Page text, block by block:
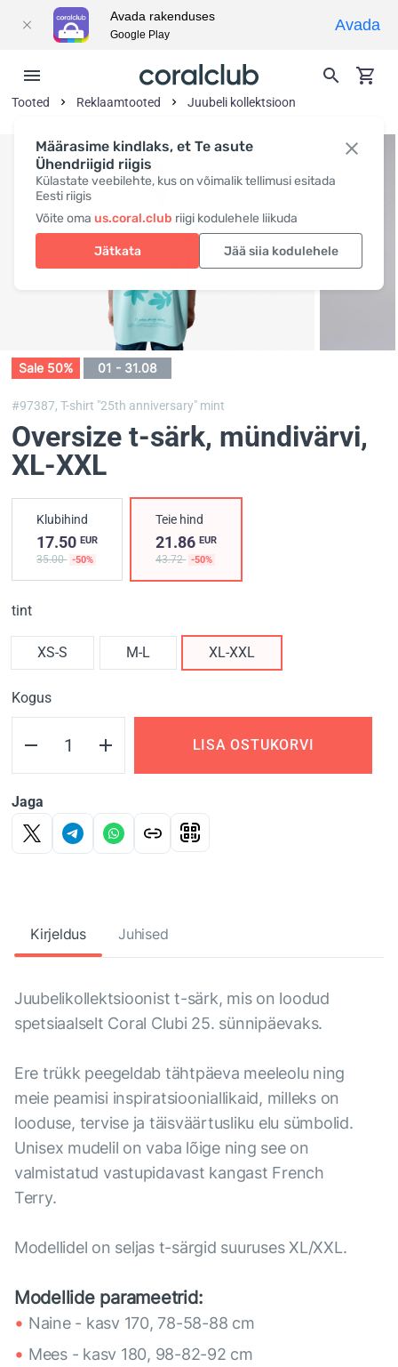
Määrasime kindlaks, et Te asute
Ühendriigid riigis
Külastate veebilehte, kus on võimalik tellimusi esitada
Eesti riigis
Võite oma us.coral.club riigi kodulehele liikuda
Jätkata Jää siia kodulehele
Tooted Reklaamtooted Juubeli kollektsioon
Sale 50% 01 - 31.08
#97387,T-shirt "25th anniversary" mint
Oversize t-särk, mündivärvi,
XL-XXL
Klubihind
17.50 EUR
35.00 -50%
Teie hind
21.86EUR
43.72 -50%
tint
XS-S M-L XL-XXL
Kogus
LISA OSTUKORVI
Jaga
Kirjeldus Juhised
Juubelikollektsioonist t-särk, mis on loodud
spetsiaalselt Coral Clubi 25. sünnipäevaks.
Ere trükk peegeldab tähtpäeva meeleolu ning
meie peamisi inspiratsiooniallikaid, milleks on
looduse, tervise ja täisväärtusliku elu sümbolid.
Unisex mudelil on vaba lõige ning see on
valmistatud vastupidavast kangast French
Terry.
Modellidel on seljas t-särgid suuruses XL/XXL.
Modellide parameetrid:
Naine - kasv 170, 78-58-88 cm
Mees - kasv 180, 98-82-92 cm
Avada rakenduses
Google Play
Avada